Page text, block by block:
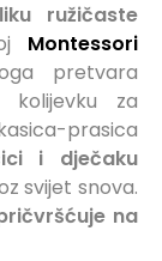
ružičaste
Montessori
pretvara
kolijevku za
prasica
i dječaku
svijet snova.
na